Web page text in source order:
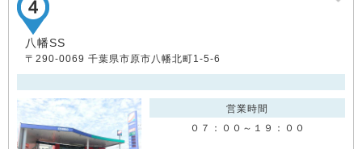
八幡SS
〒290-0069 千葉県市原市八幡北町1-5-6
営業時間
０７：００～１９：００